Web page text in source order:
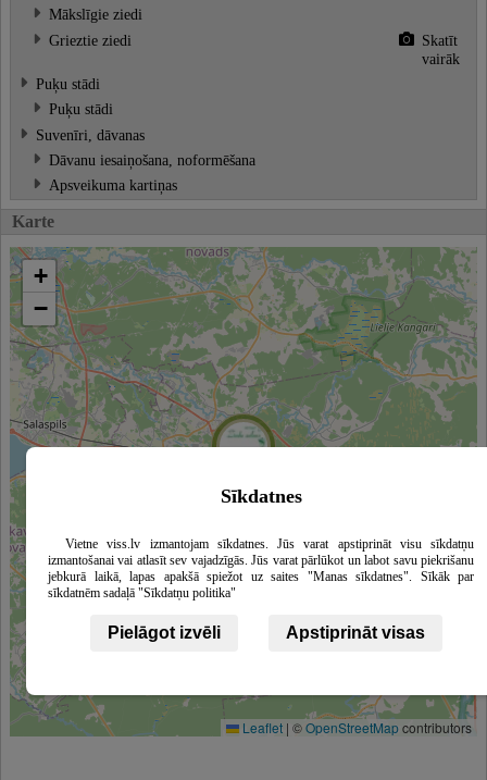
Mākslīgie ziedi
Grieztie ziedi
Skatīt
vairāk
Puķu stādi
Puķu stādi
Suvenīri, dāvanas
Dāvanu iesaiņošana, noformēšana
Apsveikuma kartiņas
Karte
+
−
Leaflet | ©OpenStreetMapcontributors
Sīkdatnes
Vietne viss.lv izmantojam sīkdatnes. Jūs varat apstiprināt visu sīkdatņu
izmantošanai vai atlasīt sev vajadzīgās. Jūs varat pārlūkot un labot savu piekrišanu
jebkurā laikā, lapas apakšā spiežot uz saites "Manas sīkdatnes". Sīkāk par
sīkdatnēm sadaļā "Sīkdatņu politika"
Pielāgot izvēli Apstiprināt visas